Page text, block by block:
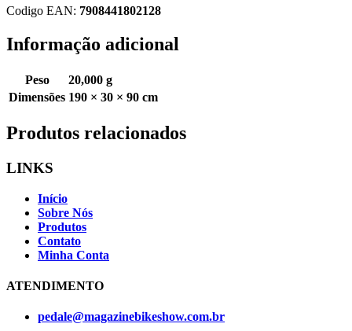
Codigo EAN: 7908441802128
Informação adicional
Peso
20,000 g
Dimensões 190 × 30 × 90 cm
Produtos relacionados
LINKS
Início
Sobre Nós
Produtos
Contato
Minha Conta
ATENDIMENTO
pedale@magazinebikeshow.com.br